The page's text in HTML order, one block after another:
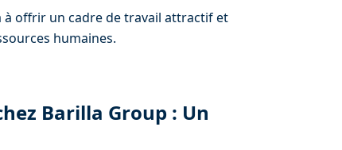
à offrir un cadre de travail attractif et
humaines.
Barilla Group : Un